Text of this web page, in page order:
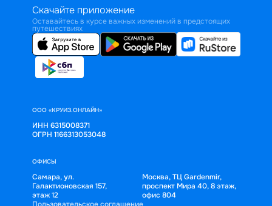
Скачайте приложение
Оставайтесь в курсе важных изменений в предстоящих
путешествиях
ООО «КРУИЗ.ОНЛАЙН»
ИНН 6315008371
ОГРН 1166313053048
ОФИСЫ
Самара, ул.
Галактионовская 157,
этаж 12
Москва, ТЦ Gardenmir,
проспект Мира 40, 8 этаж,
офис 804